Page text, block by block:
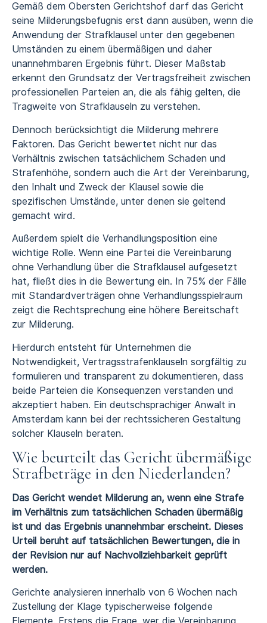
Gemäß dem Obersten Gerichtshof darf das Gericht
seine Milderungsbefugnis erst dann ausüben, wenn die
Anwendung der Strafklausel unter den gegebenen
Umständen zu einem übermäßigen und daher
unannehmbaren Ergebnis führt. Dieser Maßstab
erkennt den Grundsatz der Vertragsfreiheit zwischen
professionellen Parteien an, die als fähig gelten, die
Tragweite von Strafklauseln zu verstehen.
Dennoch berücksichtigt die Milderung mehrere
Faktoren. Das Gericht bewertet nicht nur das
Verhältnis zwischen tatsächlichem Schaden und
Strafenhöhe, sondern auch die Art der Vereinbarung,
den Inhalt und Zweck der Klausel sowie die
spezifischen Umstände, unter denen sie geltend
gemacht wird.
Außerdem spielt die Verhandlungsposition eine
wichtige Rolle. Wenn eine Partei die Vereinbarung
ohne Verhandlung über die Strafklausel aufgesetzt
hat, fließt dies in die Bewertung ein. In 75% der Fälle
mit Standardverträgen ohne Verhandlungsspielraum
zeigt die Rechtsprechung eine höhere Bereitschaft
zur Milderung.
Hierdurch entsteht für Unternehmen die
Notwendigkeit, Vertragsstrafenklauseln sorgfältig zu
formulieren und transparent zu dokumentieren, dass
beide Parteien die Konsequenzen verstanden und
akzeptiert haben. Ein deutschsprachiger Anwalt in
Amsterdam kann bei der rechtssicheren Gestaltung
solcher Klauseln beraten.
Wie beurteilt das Gericht übermäßige
Strafbeträge in den Niederlanden?
Das Gericht wendet Milderung an, wenn eine Strafe
im Verhältnis zum tatsächlichen Schaden übermäßig
ist und das Ergebnis unannehmbar erscheint. Dieses
Urteil beruht auf tatsächlichen Bewertungen, die in
der Revision nur auf Nachvollziehbarkeit geprüft
werden.
Gerichte analysieren innerhalb von 6 Wochen nach
Zustellung der Klage typischerweise folgende